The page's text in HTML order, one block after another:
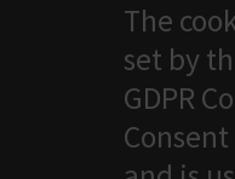
The
set by
GDPR